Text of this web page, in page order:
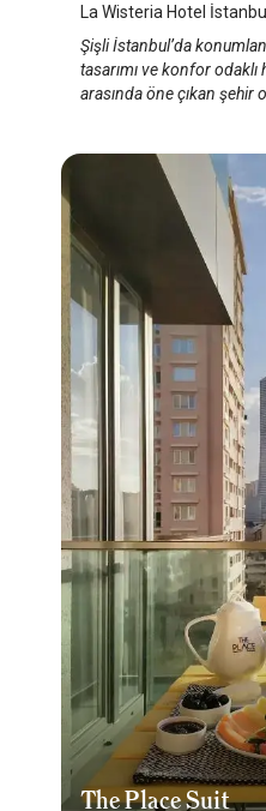
La Wisteria Hotel
Şişli İstanbul’da
tasarımı ve konfor odaklı
arasında öne çıkan şehir
The Place Suit